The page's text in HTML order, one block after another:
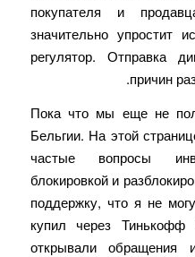
покупателя и
значительно упростит
регулятор. Отправка
причин
Пока что мы еще не
Бельгии. На этой
частые вопросы
блокировкой и
поддержку, что я не
купил через
открывали обращения